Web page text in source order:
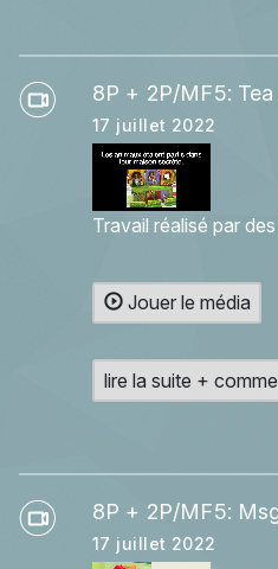
8P + 2P/MF5:
17 juillet 2022
Travail réalisé par
Jouer le média
lire la suite +
8P + 2P/MF5:
17 juillet 2022